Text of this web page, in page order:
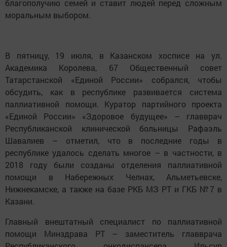
благополучию семей и ставит людей перед сложным
моральным выбором.
В пятницу, 19 июля, в Казанском хосписе на ул.
Академика Королева, 67 Общественный совет
Татарстанской «Единой России» собрался, чтобы
обсудить, как в республике развивается система
паллиативной помощи. Куратор партийного проекта
«Единой России» «Здоровое будущее» – главврач
Республиканской клинической больницы Рафаэль
Шавалиев – отметил, что в последние годы в
республике удалось сделать многое – в частности, в
2018 году были созданы отделения паллиативной
помощи в Набережных Челнах, Альметьевске,
Нижнекамске, а также на базе РКБ МЗ РТ и ГКБ №7 в
Казани.
Главный внештатный специалист по паллиативной
помощи Минздрава РТ – заместитель главврача